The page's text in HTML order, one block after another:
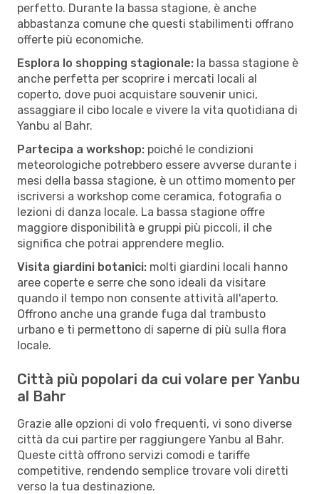
perfetto. Durante la bassa stagione, è anche
abbastanza comune che questi stabilimenti offrano
offerte più economiche.
Esplora lo shopping stagionale: la bassa stagione è
anche perfetta per scoprire i mercati locali al
coperto, dove puoi acquistare souvenir unici,
assaggiare il cibo locale e vivere la vita quotidiana di
Yanbu al Bahr.
Partecipa a workshop: poiché le condizioni
meteorologiche potrebbero essere avverse durante i
mesi della bassa stagione, è un ottimo momento per
iscriversi a workshop come ceramica, fotografia o
lezioni di danza locale. La bassa stagione offre
maggiore disponibilità e gruppi più piccoli, il che
significa che potrai apprendere meglio.
Visita giardini botanici: molti giardini locali hanno
aree coperte e serre che sono ideali da visitare
quando il tempo non consente attività all'aperto.
Offrono anche una grande fuga dal trambusto
urbano e ti permettono di saperne di più sulla flora
locale.
Città più popolari da cui volare per Yanbu
al Bahr
Grazie alle opzioni di volo frequenti, vi sono diverse
città da cui partire per raggiungere Yanbu al Bahr.
Queste città offrono servizi comodi e tariffe
competitive, rendendo semplice trovare voli diretti
verso la tua destinazione.